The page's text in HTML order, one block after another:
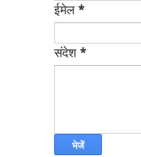
ईमेल*
संदेश *